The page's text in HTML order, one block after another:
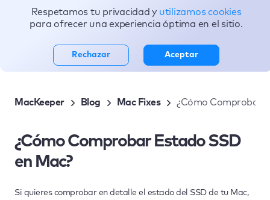
Tópicos
MacKeeper Blog Mac Fixes ¿Cómo Comprobar
¿Cómo Comprobar Estado SSD
en Mac?
Si quieres comprobar en detalle el estado del SSD de tu Mac,
Respetamos tu privacidad y utilizamos cookies
para ofrecer una experiencia óptima en el sitio.
Rechazar Aceptar